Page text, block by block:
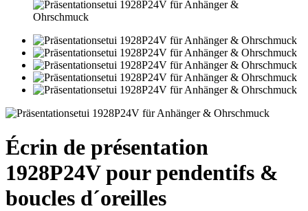
Écrin de présentation
1928P24V pour pendentifs &
boucles d´oreilles